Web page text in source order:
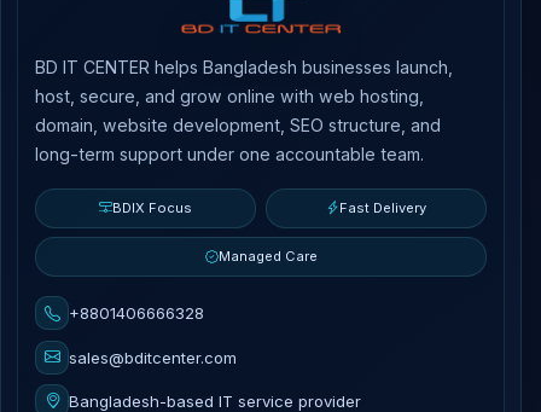
BD IT CENTER helps Bangladesh businesses launch,
host, secure, and grow online with web hosting,
domain, website development, SEO structure, and
long-term support under one accountable team.
BDIX Focus Fast Delivery
Managed Care
+8801406666328
sales@bditcenter.com
Bangladesh-based IT service provider